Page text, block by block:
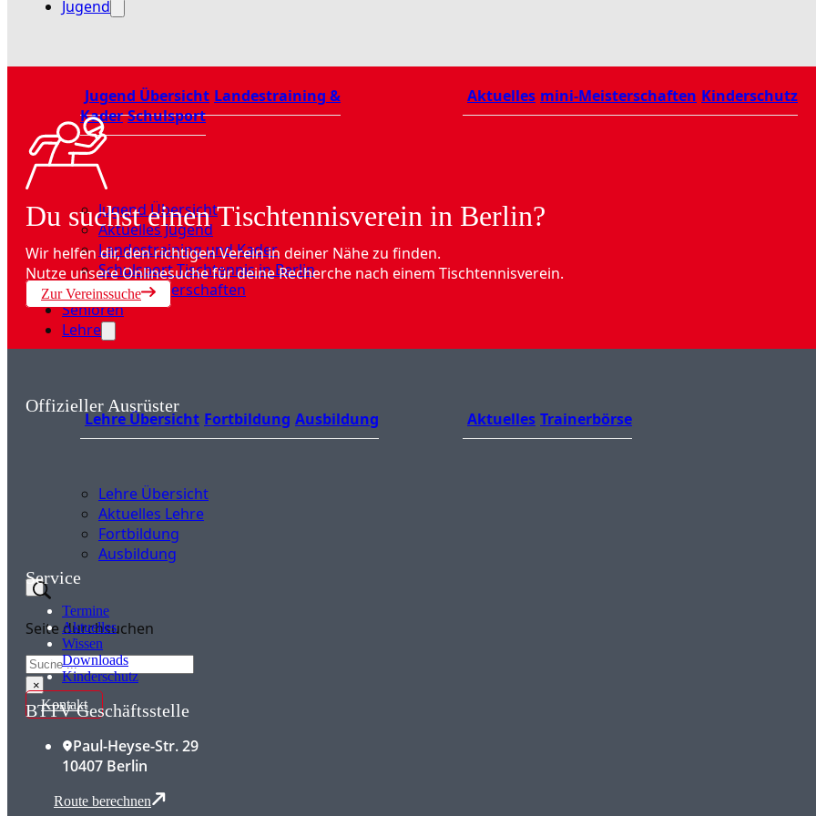
Jugend
Jugend Übersicht Landestraining &
Kader Schulsport
Aktuelles mini-Meisterschaften Kinderschutz
Jugend Übersicht
Aktuelles Jugend
Landestraining und Kader
Schulsport Tischtennis in Berlin
mini-Meisterschaften
Senioren
Lehre
Lehre Übersicht Fortbildung Ausbildung Aktuelles Trainerbörse
Lehre Übersicht
Aktuelles Lehre
Fortbildung
Ausbildung
Seite durchsuchen
Suchen
×
Kontakt
Du suchst einen Tischtennisverein in Berlin?
Wir helfen dir, den richtigen Verein in deiner Nähe zu finden.
Nutze unsere Onlinesuche für deine Recherche nach einem Tischtennisverein.
Zur Vereinssuche
Offizieller Ausrüster
Service
Termine
Aktuelles
Wissen
Downloads
Kinderschutz
BTTV Geschäftsstelle
Paul-Heyse-Str. 29
10407 Berlin
Route berechnen